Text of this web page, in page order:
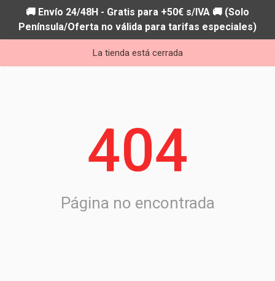
🚚 Envío 24/48H - Gratis para +50€ s/IVA 🚚 (Solo
Península/Oferta no válida para tarifas especiales)
La tienda está cerrada
404
Página no encontrada